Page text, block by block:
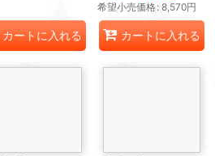
カートに入れる
希望小売価格: 8,570円
カートに入れる